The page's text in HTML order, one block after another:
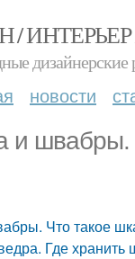
/
новости
швабры.
Что такое
Где хранить